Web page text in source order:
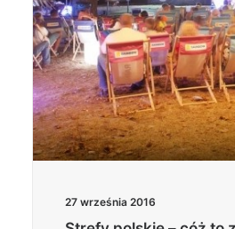
27 września 2016